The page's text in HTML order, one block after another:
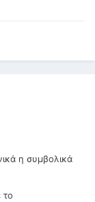
η συμβολικά
το